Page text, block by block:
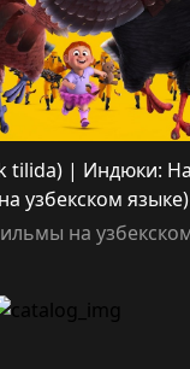
tilida) | Индюки:
узбекском языке)
на